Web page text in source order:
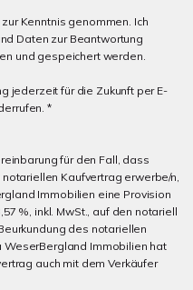
zur Kenntnis genommen. Ich
Daten zur Beantwortung
und gespeichert werden.
jederzeit für die Zukunft per E-
*
für den Fall, dass
Kaufvertrag erwerbe/n,
Immobilien eine Provision
%, inkl. MwSt., auf den notariell
des notariellen
WeserBergland Immobilien hat
auch mit dem Verkäufer